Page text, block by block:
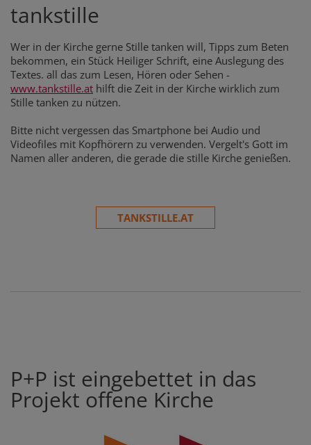
tankstille
Wer in der Kirche gerne Stille tanken will, Tipps zum Beten
bekommen, ein Stück Heiliger Schrift, eine Auslegung des
Textes. all das zum Lesen, Hören oder Sehen -
www.tankstille.at hilft die Zeit in der Kirche wirklich zum
Stille tanken zu nützen.
Bitte nicht vergessen das Smartphone bei Audio und
Videofiles mit Kopfhörern zu verwenden. Vergelt's Gott im
Namen aller anderen, die gerade die stille Kirche genießen.
TANKSTILLE.AT
P+P ist eingebettet in das
Projekt offene Kirche